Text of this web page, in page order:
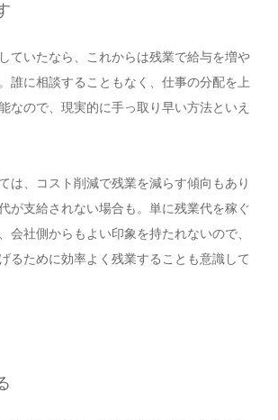
ていたなら、これからは残業で給与を増や
誰に相談することもなく、仕事の分配を上
なので、現実的に手っ取り早い方法といえ
は、コスト削減で残業を減らす傾向もあり
が支給されない場合も。単に残業代を稼ぐ
会社側からもよい印象を持たれないので、
るために効率よく残業することも意識して